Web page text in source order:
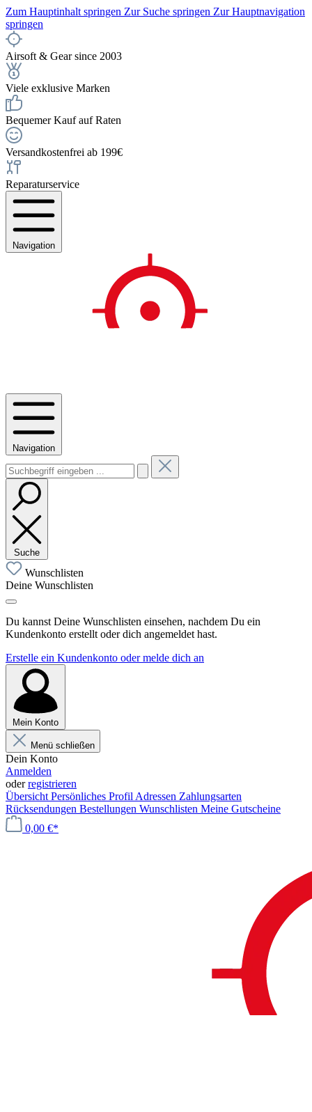
Zum Hauptinhalt springen Zur Suche springen Zur Hauptnavigation
springen
Airsoft & Gear since 2003
Viele exklusive Marken
Bequemer Kauf auf Raten
Versandkostenfrei ab 199€
Reparaturservice
Navigation
Navigation
Suche
Wunschlisten
Deine Wunschlisten
Du kannst Deine Wunschlisten einsehen, nachdem Du ein
Kundenkonto erstellt oder dich angemeldet hast.
Erstelle ein Kundenkonto oder melde dich an
Mein Konto
Menü schließen
Dein Konto
Anmelden
oderregistrieren
Übersicht Persönliches Profil Adressen Zahlungsarten
Rücksendungen Bestellungen Wunschlisten Meine Gutscheine
0,00 €*